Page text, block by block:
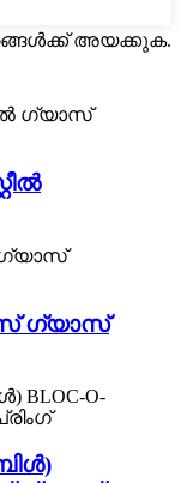
അയക്കുക.
ഗ്യാസ്